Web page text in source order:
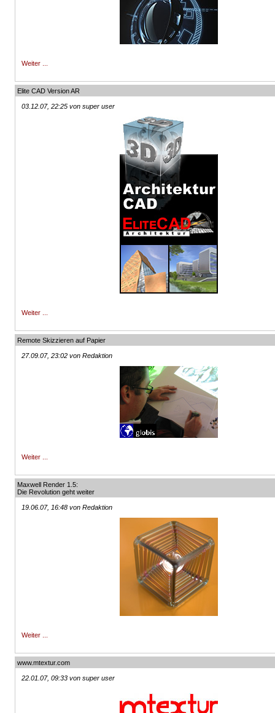
Weiter ...
Elite CAD Version AR
03.12.07, 22:25 von super user
Weiter ...
Remote Skizzieren auf Papier
27.09.07, 23:02 von Redaktion
Weiter ...
Maxwell Render 1.5:
Die Revolution geht weiter
19.06.07, 16:48 von Redaktion
Weiter ...
www.mtextur.com
22.01.07, 09:33 von super user